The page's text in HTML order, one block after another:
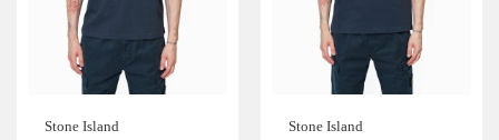
Stone Island
Stone Island